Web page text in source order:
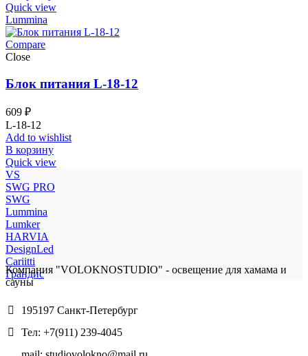
Quick view
Lummina
Compare
Close
Блок питания L-18-12
609 ₽
L-18-12
Add to wishlist
В корзину
Quick view
VS
SWG PRO
SWG
Lummina
Lumker
HARVIA
DesignLed
Cariitti
Грандис
Компания "VOLOKNOSTUDIO" - освещение для хамама и
сауны
195197 Санкт-Петербург
Тел: +7(911) 239-4045